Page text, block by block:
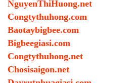
NguyenThiHuong.net
Congtythuhong.com
Baotaybigbee.com
Bigbeegiasi.com
Congtythuhong.net
Chosisaigon.net